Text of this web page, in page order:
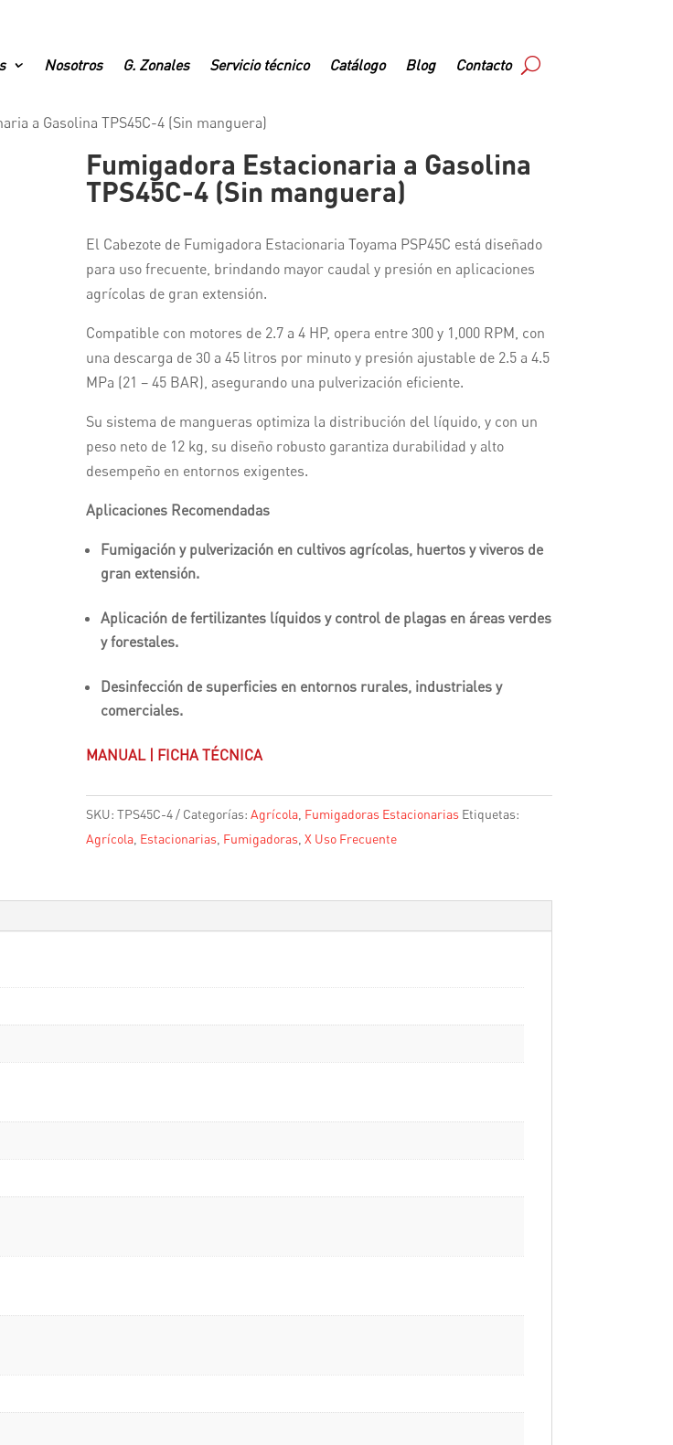
Nosotros G. Zonales Servicio técnico Catálogo Blog Contacto
a Gasolina TPS45C-4 (Sin manguera)
Fumigadora Estacionaria a Gasolina
TPS45C-4 (Sin manguera)
El Cabezote de Fumigadora Estacionaria Toyama PSP45C está diseñado
para uso frecuente, brindando mayor caudal y presión en aplicaciones
agrícolas de gran extensión.
Compatible con motores de 2.7 a 4 HP, opera entre 300 y 1,000 RPM, con
una descarga de 30 a 45 litros por minuto y presión ajustable de 2.5 a 4.5
MPa (21 – 45 BAR), asegurando una pulverización eficiente.
Su sistema de mangueras optimiza la distribución del líquido, y con un
peso neto de 12 kg, su diseño robusto garantiza durabilidad y alto
desempeño en entornos exigentes.
Aplicaciones Recomendadas
Fumigación y pulverización en cultivos agrícolas, huertos y viveros de
gran extensión.
Aplicación de fertilizantes líquidos y control de plagas en áreas verdes
y forestales.
Desinfección de superficies en entornos rurales, industriales y
comerciales.
MANUAL FICHA TÉCNICA
SKU: TPS45C-4 Categorías: Agrícola, Fumigadoras Estacionarias Etiquetas:
Agrícola, Estacionarias, Fumigadoras, X Uso Frecuente